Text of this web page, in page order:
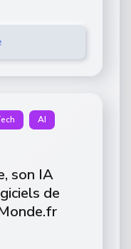
AI
son IA
de